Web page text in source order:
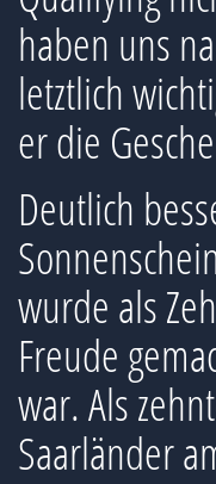
haben uns
letztlich
er die
Deutlich
wurde als
Freude
war. Als
Saarländer